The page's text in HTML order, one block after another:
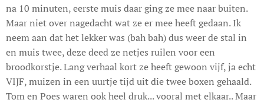
na 10 minuten, eerste muis daar ging ze mee naar buiten.
Maar niet over nagedacht wat ze er mee heeft gedaan. Ik
neem aan dat het lekker was (bah bah) dus weer de stal in
en muis twee, deze deed ze netjes ruilen voor een
broodkorstje. Lang verhaal kort ze heeft gewoon vijf, ja echt
VIJF, muizen in een uurtje tijd uit die twee boxen gehaald.
Tom en Poes waren ook heel druk... vooral met elkaar.. Maar